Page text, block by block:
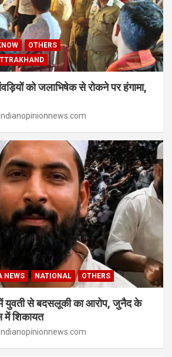
OTHERS
को जलाभिषेक से रोकने पर हंगामा,
NEWS NATIONAL OTHERS
युवती से बदसलूकी का आरोप, जुनैद के
में शिकायत